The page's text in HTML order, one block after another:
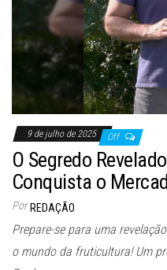
9 de julho de 2025 Off
O Segredo
Conquista o
Por REDAÇÃO
Prepare-se para uma
o mundo da fruticultura! Um